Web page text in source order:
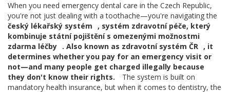
When you need emergency dental care in the Czech Republic,
you're not just dealing with a toothache—you're navigating the
český lékařský systém
, systém zdravotní péče, který
kombinuje státní pojištění s omezenými možnostmi
zdarma léčby . Also known as zdravotní systém ČR , it
determines whether you pay for an emergency visit or
not—and many people get charged illegally because
they don't know their rights.
The system is built on
mandatory health insurance, but when it comes to dentistry, the